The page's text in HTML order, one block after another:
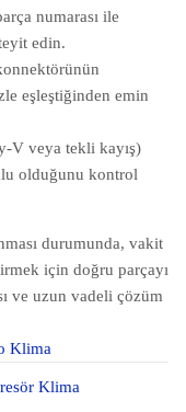
numarası ile
edin.
eşleştiğinden emin
V veya tekli kayış)
olduğunu kontrol
durumunda, vakit
için doğru parçayı
ve uzun vadeli çözüm
Klima
Klima